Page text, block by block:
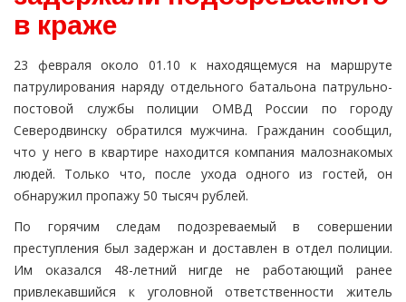
в краже
23 февраля около 01.10 к находящемуся на маршруте
патрулирования наряду отдельного батальона патрульно-
постовой службы полиции ОМВД России по городу
Северодвинску обратился мужчина. Гражданин сообщил,
что у него в квартире находится компания малознакомых
людей. Только что, после ухода одного из гостей, он
обнаружил пропажу 50 тысяч рублей.
По горячим следам подозреваемый в совершении
преступления был задержан и доставлен в отдел полиции.
Им оказался 48-летний нигде не работающий ранее
привлекавшийся к уголовной ответственности житель